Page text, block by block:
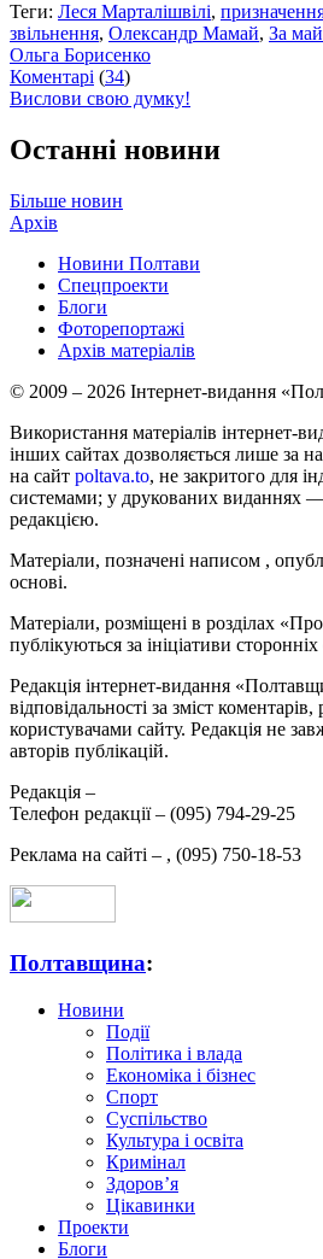
Теги: Леся Марталішвілі,
звільнення, Олександр Мамай, За
Ольга Борисенко
Коментарі (34)
Вислови свою думку!
Останні новини
Більше новин
Архів
Новини Полтави
Спецпроекти
Блоги
Фоторепортажі
Архів матеріалів
© 2009 – 2026 Інтернет-видання
Використання матеріалів інтернет-
інших сайтах дозволяється лише за
на сайт poltava.to, не закритого для
системами; у друкованих виданнях
редакцією.
Матеріали, позначені написом ,
основі.
Матеріали, розміщені в розділах
публікуються за ініціативи
Редакція інтернет-видання
відповідальності за зміст
користувачами сайту. Редакція не
авторів публікацій.
Редакція –
Телефон редакції – (095) 794-29-25
Реклама на сайті – , (095) 750-18-53
Полтавщина:
Новини
Події
Політика і влада
Економіка і бізнес
Спорт
Суспільство
Культура і освіта
Кримінал
Здоров’я
Цікавинки
Проекти
Блоги